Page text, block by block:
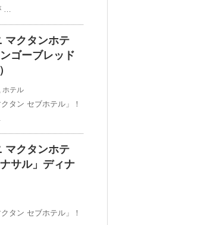
…
マクタンホテ
ゴーブレッド
ホテル
タン セブホテル」！
マクタンホテ
サル」ディナ
タン セブホテル」！